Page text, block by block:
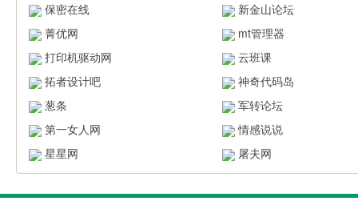
保密在线
新金山论坛
菁优网
mt管理器
打印机驱动网
云班课
拓者设计吧
神奇代码岛
葱条
军转论坛
第一女人网
情感说说
星星网
屠夫网